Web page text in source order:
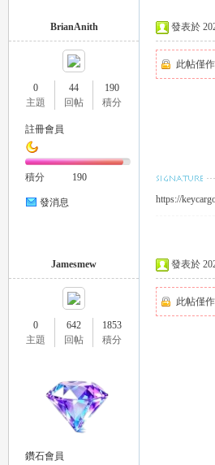
BrianAnith
0
主題
44
回帖
190
積分
註冊會員
積分 190
發消息
發表於
此帖僅
https://
Jamesmew
0
主題
642
回帖
1853
積分
鑽石會員
發表於
此帖僅